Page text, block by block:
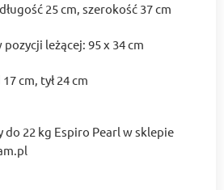
25 cm, szerokość 37 cm
leżącej: 95 х 34 cm
cm, tył 24 cm
do 22 kg Espiro Pearl w sklepie